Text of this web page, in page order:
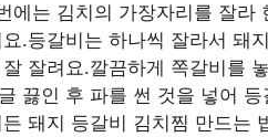
에는 김치의 가장자리를 잘
.등갈비는 하나씩 잘라서 돼
잘려요.깔끔하게 쪽갈비를
끓인 후 파를 썬 것을 넣어
돼지 등갈비 김치찜 만드는